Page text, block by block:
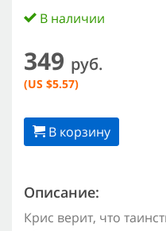
В наличии
349 руб.
(US $5.57)
В корзину
Описание:
Крис верит, что